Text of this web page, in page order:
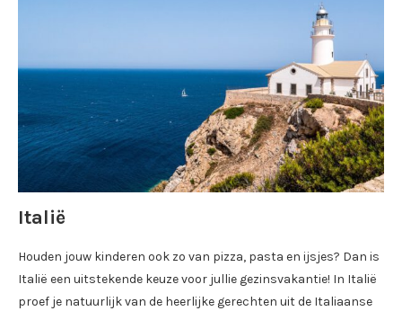
Italië
Houden jouw kinderen ook zo van pizza, pasta en ijsjes? Dan is
Italië een uitstekende keuze voor jullie gezinsvakantie! In Italië
proef je natuurlijk van de heerlijke gerechten uit de Italiaanse